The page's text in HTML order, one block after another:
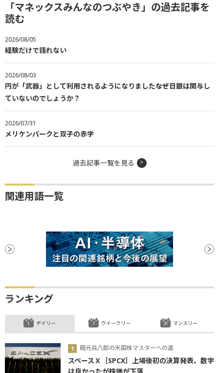
「マネックスみんなのつぶやき」の過去記事を
読む
2026/08/05
経験だけで語れない
2026/08/03
円が「武器」として利用されるようになりました――なぜ日銀は関与し
ていないのでしょうか？
2026/07/31
メリケンパークと双子の赤字
過去記事一覧を見る
関連用語一覧
ランキング
デイリー
岡元兵八郎の米国株マスターへの道
スペースＸ［SPCX］上場後初の決算発表、数字
ウイークリー マンスリー